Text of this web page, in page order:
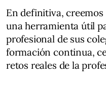
En definitiva, creemos
una herramienta útil
profesional de sus
formación continua,
retos reales de la